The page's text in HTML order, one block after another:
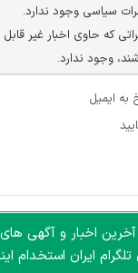
سیاسی وجود ندارد.
که حاوی اخبار غیر
وجود ندارد.
می باشند وجود
کاربرانی که به هر
تحقیر و کنایه به سایر
برای هرگونه ملاقات
کاربران سایت وجود
به ایمیل
اخبار و آگهی
ایران استخدام